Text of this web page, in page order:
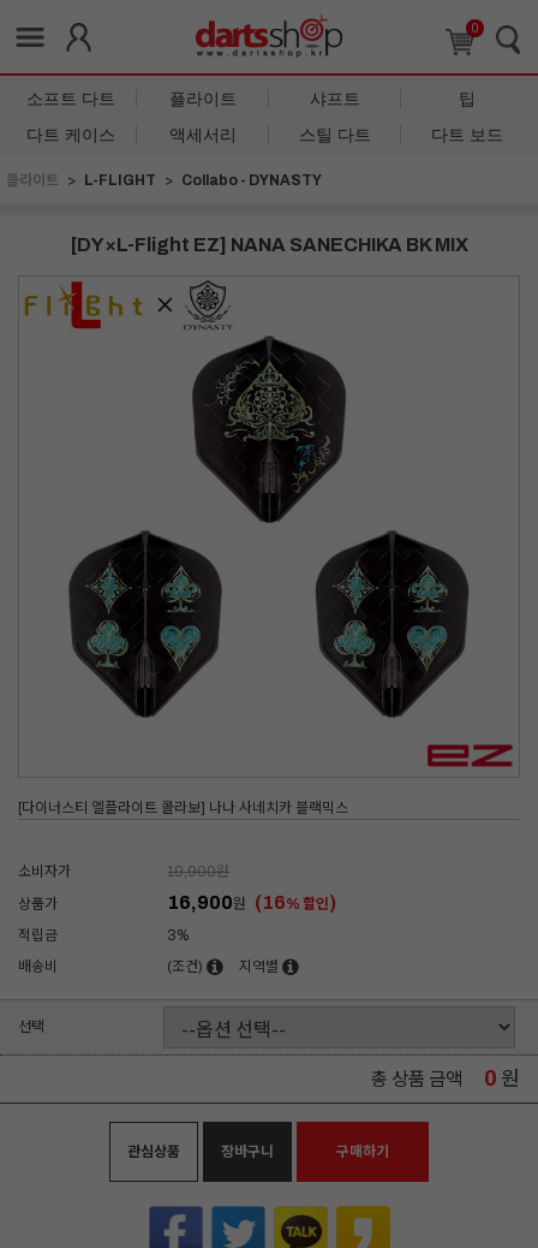
0
소프트 다트 플라이트 샤프트
팁
다트 케이스
액세서리 스틸 다트 다트 보드
플라이트 L-FLIGHT Collabo - DYNASTY
[DY×L-Flight EZ] NANA SANECHIKA BK MIX
[다이너스티 엘플라이트 콜라보] 나나 사네치카 블랙믹스
소비자가 19,900원
상품가
16,900원 (16% 할인)
적립금
3%
배송비
(조건) 지역별
선택
총 상품 금액 0 원
관심상품 장바구니 구매하기